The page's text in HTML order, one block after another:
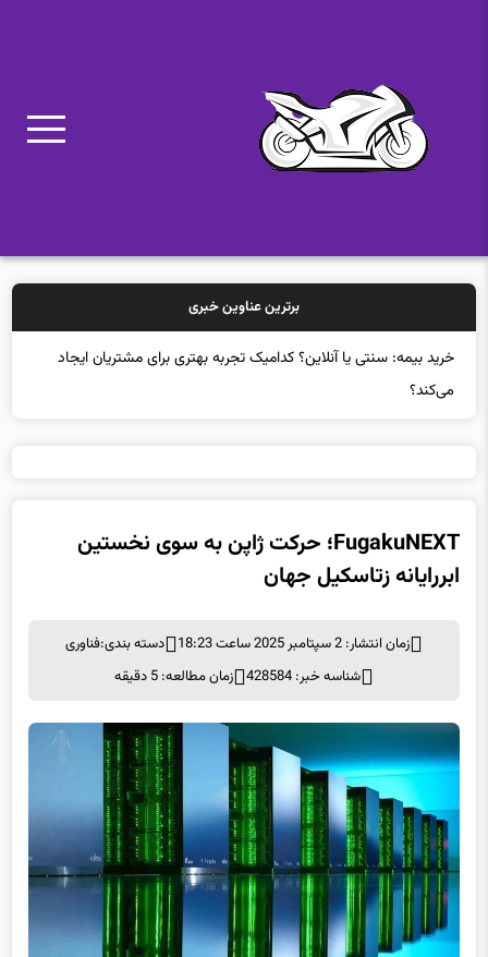
برترین عناوین خبری
خرید بیمه: سنتی یا آنلاین؟ کدامیک تجربه بهتری برای مشتریان ایجاد
می‌کند؟
FugakuNEXT؛ حرکت ژاپن به سوی نخستین
ابررایانه زتاسکیل جهان
زمان انتشار: 2 سپتامبر 2025 ساعت 18:23 دسته بندی:فناوری
شناسه خبر: 428584
زمان مطالعه: 5 دقیقه